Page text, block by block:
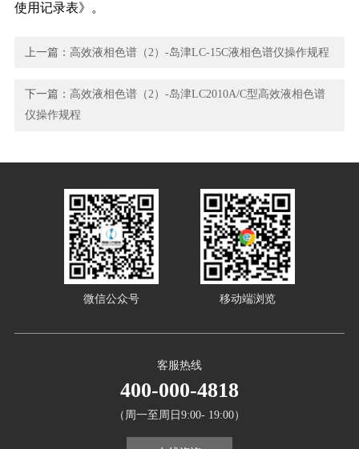
使用记录表》。
上一篇： 高效液相色谱（2）-岛津LC-15C液相色谱仪操作规程
下一篇： 高效液相色谱（2）-岛津LC2010A/C型高效液相色谱
仪操作规程
客服热线
400-000-4818
（周一至周日9:00- 19:00）
微信公众号 移动端浏览